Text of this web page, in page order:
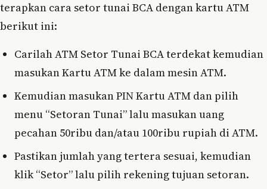
terapkan cara setor tunai BCA dengan kartu ATM
berikut ini:
Carilah ATM Setor Tunai BCA terdekat kemudian
masukan Kartu ATM ke dalam mesin ATM.
Kemudian masukan PIN Kartu ATM dan pilih
menu “Setoran Tunai” lalu masukan uang
pecahan 50ribu dan/atau 100ribu rupiah di ATM.
Pastikan jumlah yang tertera sesuai, kemudian
klik “Setor” lalu pilih rekening tujuan setoran.